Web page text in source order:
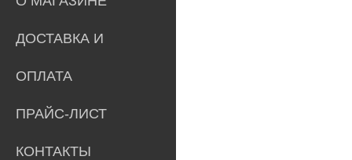
ДОСТАВКА И
ОПЛАТА
ПРАЙС-ЛИСТ
КОНТАКТЫ